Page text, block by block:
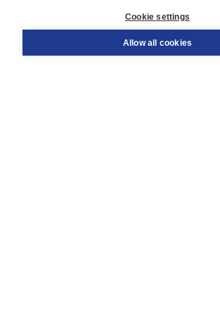
Order
Cookie settings
Allow all cookies